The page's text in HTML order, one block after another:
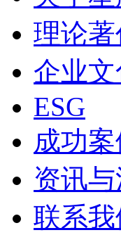
理论著
企业
ESG
成功案
资讯
联系我